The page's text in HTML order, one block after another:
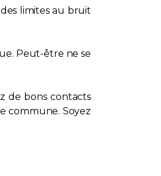
limites au bruit
Peut-être ne se
de bons contacts
commune. Soyez